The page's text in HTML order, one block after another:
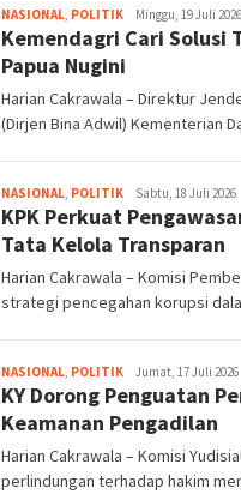
NASIONAL, POLITIK Aziz
Husain
Minggu, 19 Juli 2026
Kemendagri Cari
Papua Nugini
Harian Cakrawala – Direktur
(Dirjen Bina Adwil) Kementerian
NASIONAL, POLITIK Aziz
Husain
Sabtu, 18 Juli 2026
KPK Perkuat
Tata Kelola Transparan
Harian Cakrawala – Komisi
strategi pencegahan korupsi
NASIONAL, POLITIK Aziz
Husain
Jumat, 17 Juli 2026
KY Dorong Penguatan
Keamanan Pengadilan
Harian Cakrawala – Komisi
perlindungan terhadap hakim